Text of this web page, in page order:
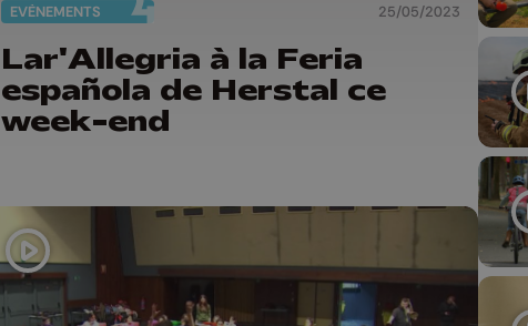
EVÈNEMENTS 25/05/2023
Lar'Allegria à la Feria
española de Herstal ce
week-end